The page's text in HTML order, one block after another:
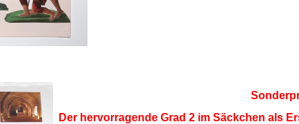
Der hervorragende Grad 2 im Säckchen als